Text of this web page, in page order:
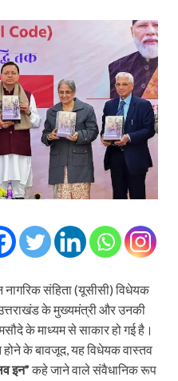
नागरिक संहिता (यूसीसी) विधेयक
के मुख्यमंत्री और उनकी
के माध्यम से साकार हो गई है।
होने के बावजूद, यह विधेयक वास्तव
इन”कहे जाने वाले संवैधानिक रूप